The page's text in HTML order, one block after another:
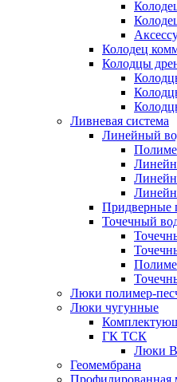
Колодец
Колодцы
Ливневая система
Линейный
Придверные
Точечный
Люки полимер-
Люки чугунные
ГК ТСК
Люки
Геомембрана
Профилированная